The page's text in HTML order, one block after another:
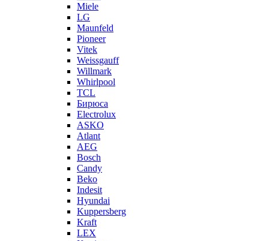
Miele
LG
Maunfeld
Pioneer
Vitek
Weissgauff
Willmark
Whirlpool
TCL
Бирюса
Electrolux
ASKO
Atlant
AEG
Bosch
Candy
Beko
Indesit
Hyundai
Kuppersberg
Kraft
LEX